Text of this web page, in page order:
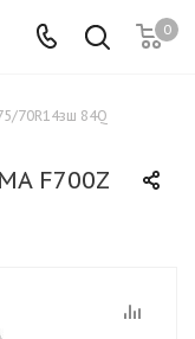
0
70R14зш 84Q
F700Z